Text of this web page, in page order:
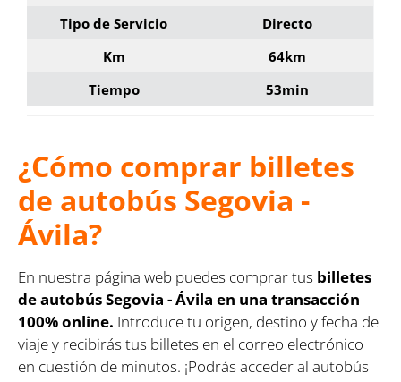
Tipo de Servicio
Directo
Km
64km
Tiempo
53min
¿Cómo comprar billetes
de autobús Segovia -
Ávila?
En nuestra página web puedes comprar tus billetes
de autobús Segovia - Ávila en una transacción
100% online. Introduce tu origen, destino y fecha de
viaje y recibirás tus billetes en el correo electrónico
en cuestión de minutos. ¡Podrás acceder al autobús